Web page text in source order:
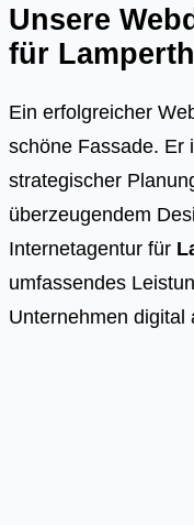
Unsere
für
Ein erfolgreicher
schöne Fassade. Er
strategischer
überzeugendem
Internetagentur für
umfassendes
Unternehmen digital